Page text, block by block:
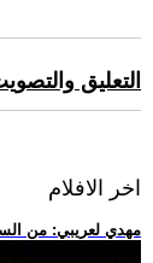
التعليق
اخر الافلام
.. مهدي لعريبي: من